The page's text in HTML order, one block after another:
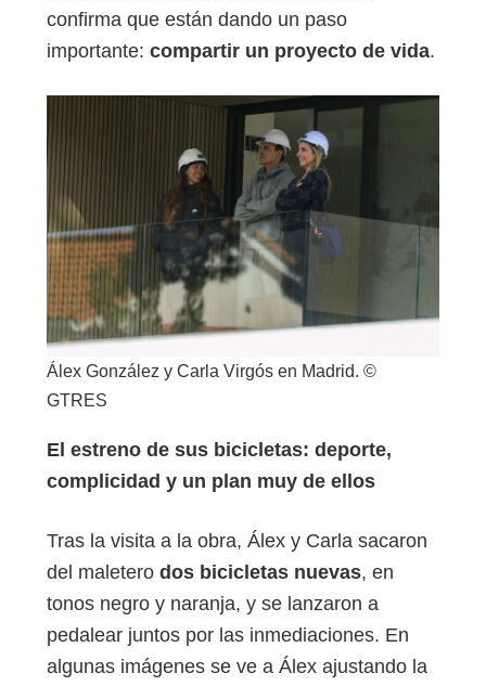
confirma que están dando un paso
importante: compartir un proyecto de vida.
Álex González y Carla Virgós en Madrid. ©
GTRES
El estreno de sus bicicletas: deporte,
complicidad y un plan muy de ellos
Tras la visita a la obra, Álex y Carla sacaron
del maletero dos bicicletas nuevas, en
tonos negro y naranja, y se lanzaron a
pedalear juntos por las inmediaciones. En
algunas imágenes se ve a Álex ajustando la